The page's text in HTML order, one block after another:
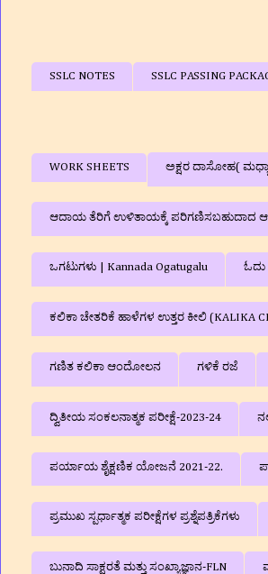
SSLC NOTES SSLC PASSING
WORK SHEETS ಅಕ್ಷರ ದಾಸೋಹ(
ಆದಾಯ ತೆರಿಗೆ ಉಳಿತಾಯಕ್ಕೆ ಪರಿಗಣಿಸಬಹುದಾದ
ಒಗಟುಗಳು | Kannada Ogatugalu ಓದು
ಕಲಿಕಾ ಚೇತರಿಕೆ ಹಾಳೆಗಳ ಉತ್ತರ ಕೀಲಿ (KALIKA
ಗಣಿತ ಕಲಿಕಾ ಆಂದೋಲನ ಗಳಿಕೆ ರಜೆ
ದ್ವಿತೀಯ ಸಂಕಲನಾತ್ಮಕ ಪರೀಕ್ಷೆ-2023-24
ಪರ್ಯಾಯ ಶೈಕ್ಷಣಿಕ ಯೋಜನೆ 2021-22.
ಪ್ರಮುಖ ಸ್ಪರ್ಧಾತ್ಮಕ ಪರೀಕ್ಷೆಗಳ ಪ್ರಶ್ನೆಪತ್ರಿಕೆಗಳು
ಬುನಾದಿ ಸಾಕ್ಷರತೆ ಮತ್ತು ಸಂಖ್ಯಾಜ್ಞಾನ-FLN